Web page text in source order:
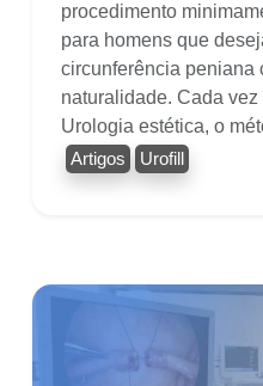
procedimento
para homens que
circunferência peniana
naturalidade. Cada
Urologia estética, o
Artigos Urofill